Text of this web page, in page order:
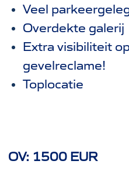
Veel
Overdekte galerij
Extra visibiliteit
gevelreclame!
Toplocatie
OV: 1500 EUR